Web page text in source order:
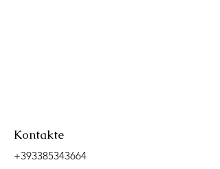
Kontakte
+393385343664